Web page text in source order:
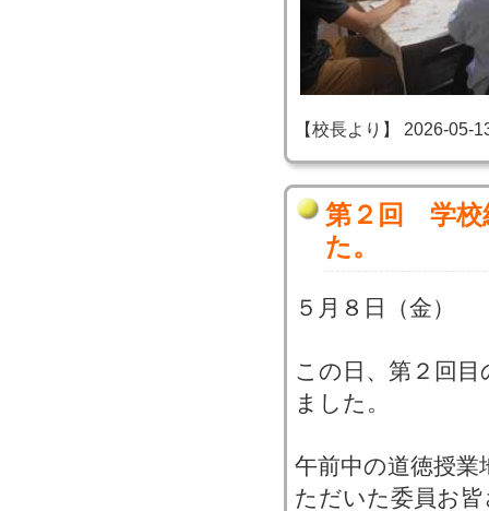
【校長より】 2026-05-
第２回 学校
た。
５月８日（金）
この日、第２回
ました。
午前中の道徳授業
ただいた委員お